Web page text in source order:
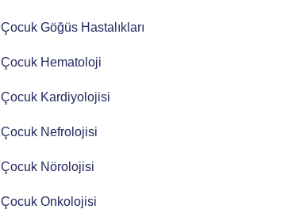
Çocuk Göğüs Hastalıkları
Çocuk Hematoloji
Çocuk Kardiyolojisi
Çocuk Nefrolojisi
Çocuk Nörolojisi
Çocuk Onkolojisi